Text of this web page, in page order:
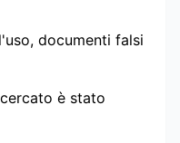
documenti falsi
è stato